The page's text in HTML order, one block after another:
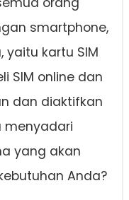
smartphone,
kartu SIM
SIM online dan
dan diaktifkan
menyadari
yang akan
Anda?